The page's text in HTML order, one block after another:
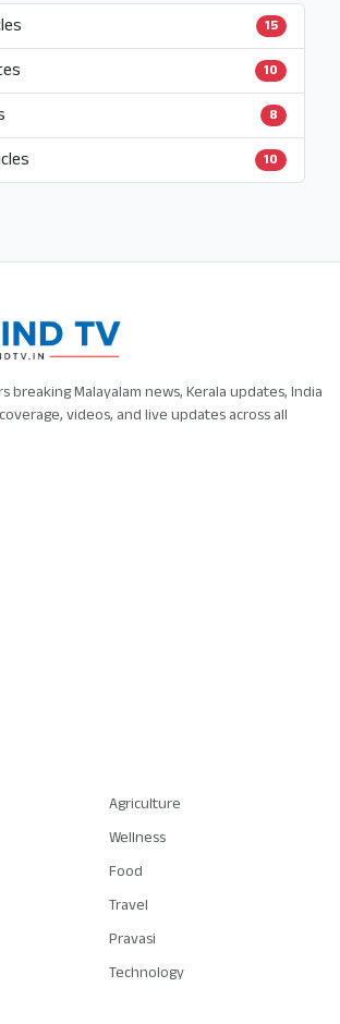
15
10
8
10
breaking Malayalam news, Kerala updates, India
videos, and live updates across all
Agriculture
Wellness
Food
Travel
Pravasi
Technology